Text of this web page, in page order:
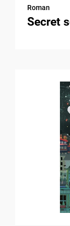
Roman
Secret